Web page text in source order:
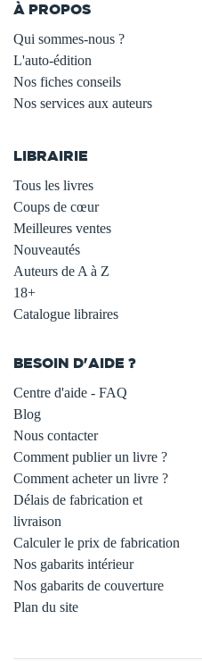
À PROPOS
Qui sommes-nous ?
L'auto-édition
Nos fiches conseils
Nos services aux auteurs
LIBRAIRIE
Tous les livres
Coups de cœur
Meilleures ventes
Nouveautés
Auteurs de A à Z
18+
Catalogue libraires
BESOIN D'AIDE ?
Centre d'aide - FAQ
Blog
Nous contacter
Comment publier un livre ?
Comment acheter un livre ?
Délais de fabrication et
livraison
Calculer le prix de fabrication
Nos gabarits intérieur
Nos gabarits de couverture
Plan du site